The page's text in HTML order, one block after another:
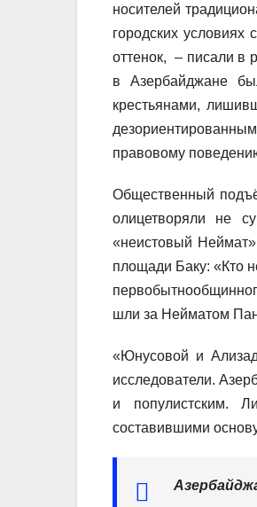
носителей
городских
оттенок, – писали в
в Азербайджане
крестьянами,
правовому
Общественный
олицетворяли не
«неистовый
площади Баку: «Кто
шли за Нейматом
«Юнусовой и
исследователи.
и популистским.
составившими